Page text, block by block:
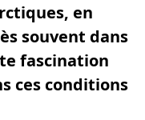
en
souvent dans
fascination
ces conditions